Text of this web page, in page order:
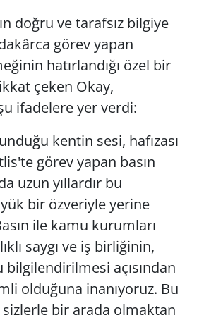
doğru ve tarafsız bilgiye
görev yapan
hatırlandığı özel bir
çeken Okay,
ifadelere yer verdi:
kentin sesi, hafızası
görev yapan basın
uzun yıllardır bu
bir özveriyle yerine
ile kamu kurumları
saygı ve iş birliğinin,
açısından
olduğuna inanıyoruz. Bu
bir arada olmaktan